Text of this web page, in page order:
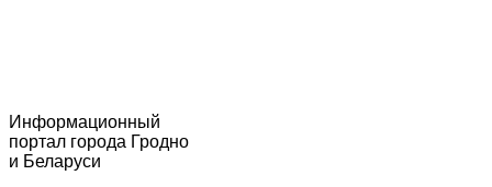
Информационный
портал города Гродно
и Беларуси